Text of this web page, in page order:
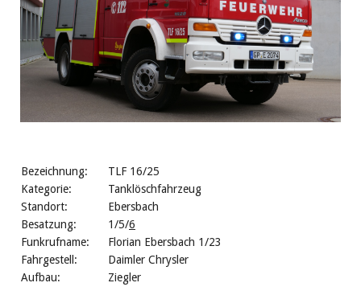
Bezeichnung:
TLF 16/25
Kategorie:
Tanklöschfahrzeug
Standort:
Ebersbach
Besatzung:
1/5/6
Funkrufname:
Florian Ebersbach 1/23
Fahrgestell:
Daimler Chrysler
Aufbau:
Ziegler